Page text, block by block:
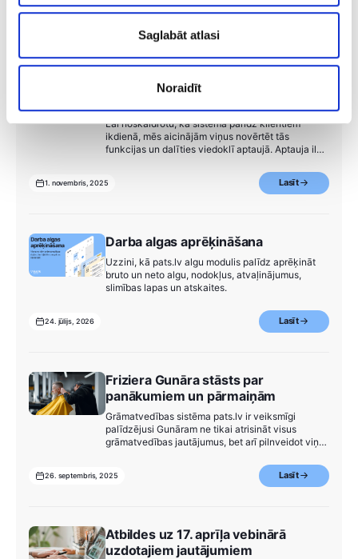
Saglabāt atlasi
Noraidīt
Lietotāji novērtēja pats.lv un
Lai noskaidrotu, kā sistēma palīdz klientiem
ikdienā, mēs aicinājām viņus novērtēt tās
funkcijas un dalīties viedoklī aptaujā. Aptauja ilga
1. novembris, 2025 Lasīt
Darba algas aprēķināšana
Uzzini, kā pats.lv algu modulis palīdz aprēķināt
bruto un neto algu, nodokļus, atvaļinājumus,
slimības lapas un atskaites.
24. jūlijs, 2026 Lasīt
Friziera Gunāra stāsts par
panākumiem un pārmaiņām
Grāmatvedības sistēma pats.lv ir veiksmīgi
palīdzējusi Gunāram ne tikai atrisināt visus
grāmatvedības jautājumus, bet arī pilnveidot viņa
par uzņēmuma reģistrāciju un beidzot ar
automātisku darbinieku algu aprēķināšanu.
26. septembris, 2025 Lasīt
Atbildes uz 17. aprīļa vebinārā
uzdotajiem jautājumiem